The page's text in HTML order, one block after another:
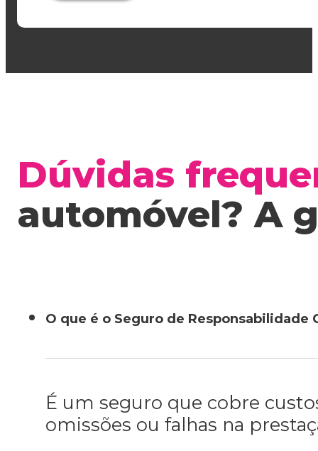
Dúvidas
automóvel? A
O que é o Seguro de Responsabilidade
É um seguro que cobre
omissões ou falhas na